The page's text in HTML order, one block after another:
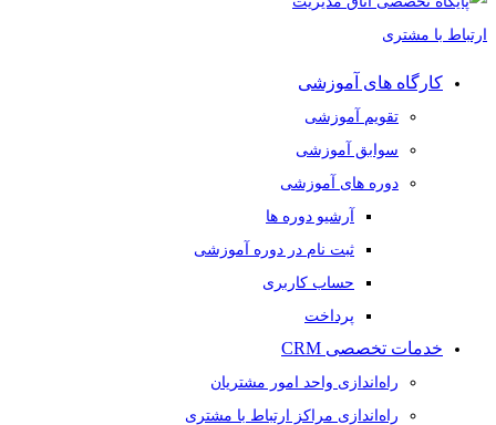
کارگاه های آموزشی
تقویم آموزشی
سوابق آموزشی
دوره های آموزشی
آرشیو دوره ها
ثبت نام در دوره آموزشی
حساب کاربری
پرداخت
خدمات تخصصی CRM
راه‌اندازی واحد امور مشتریان
راه‌اندازی مراکز ارتباط با مشتری